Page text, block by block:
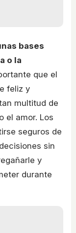
bases
o la
que el
feliz y
multitud de
el amor. Los
seguros de
sin
y
durante